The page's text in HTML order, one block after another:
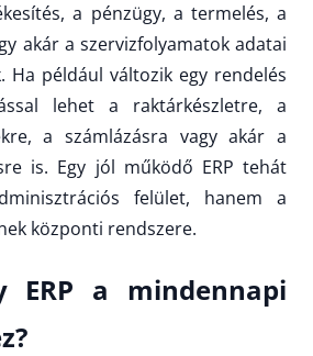
a pénzügy, a termelés, a
akár a szervizfolyamatok adatai
Ha például változik egy rendelés
lehet a raktárkészletre, a
a számlázásra vagy akár a
is. Egy jól működő ERP tehát
felület, hanem a
központi rendszere.
ERP a mindennapi